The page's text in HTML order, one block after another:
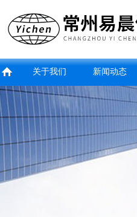
关于我们 新闻动态